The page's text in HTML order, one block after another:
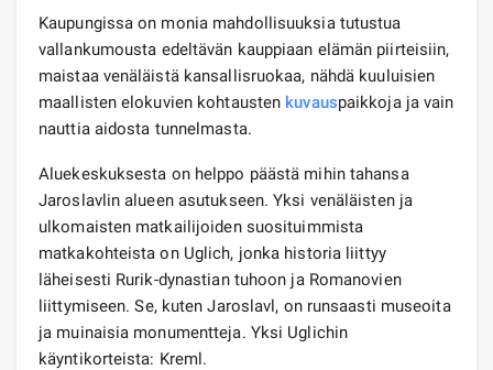
Kaupungissa on monia mahdollisuuksia tutustua
vallankumousta edeltävän kauppiaan elämän piirteisiin,
maistaa venäläistä kansallisruokaa, nähdä kuuluisien
maallisten elokuvien kohtausten kuvauspaikkoja ja vain
nauttia aidosta tunnelmasta.
Aluekeskuksesta on helppo päästä mihin tahansa
Jaroslavlin alueen asutukseen. Yksi venäläisten ja
ulkomaisten matkailijoiden suosituimmista
matkakohteista on Uglich, jonka historia liittyy
läheisesti Rurik-dynastian tuhoon ja Romanovien
liittymiseen. Se, kuten Jaroslavl, on runsaasti museoita
ja muinaisia ​​monumentteja. Yksi Uglichin
käyntikorteista: Kreml.